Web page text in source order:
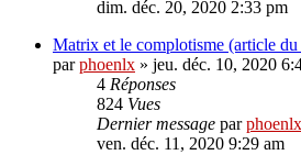
dim. déc. 20, 2020 2:33 pm
Matrix et le complotisme (article
parphoenlx » jeu. déc. 10, 2020
4 Réponses
824 Vues
Dernier message parphoenlx
ven. déc. 11, 2020 9:29 am